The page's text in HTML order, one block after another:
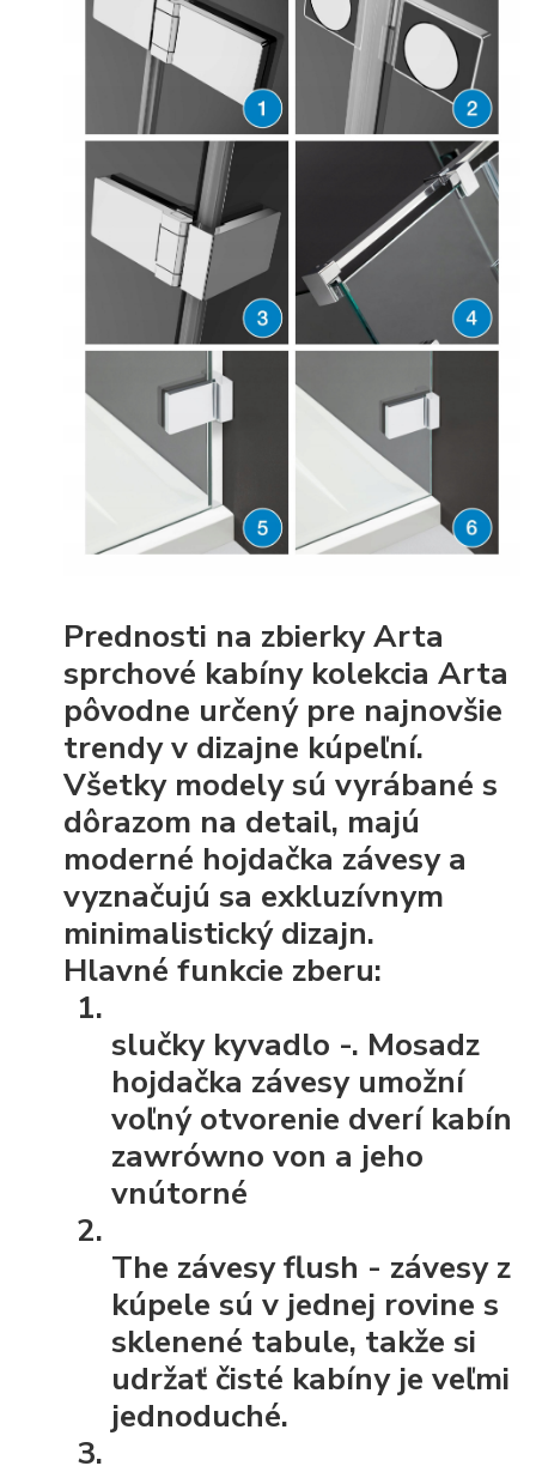
Prednosti na zbierky Arta
sprchové kabíny kolekcia Arta
pôvodne určený pre najnovšie
trendy v dizajne kúpeľní.
Všetky modely sú vyrábané s
dôrazom na detail, majú
moderné hojdačka závesy a
vyznačujú sa exkluzívnym
minimalistický dizajn.
Hlavné funkcie zberu:
slučky kyvadlo -. Mosadz
hojdačka závesy umožní
voľný otvorenie dverí kabín
zawrówno von a jeho
vnútorné
The závesy flush - závesy z
kúpele sú v jednej rovine s
sklenené tabule, takže si
udržať čisté kabíny je veľmi
jednoduché.